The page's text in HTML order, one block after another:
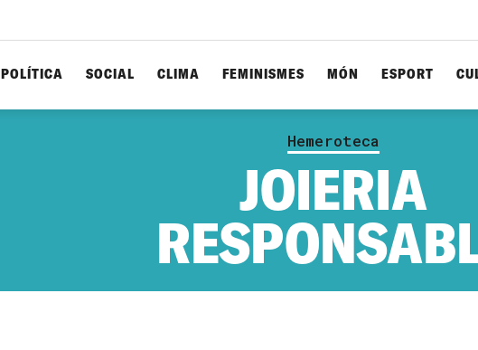
POLÍTICA SOCIAL CLIMA FEMINISMES MÓN ESPORT
Hemeroteca
JOIERIA